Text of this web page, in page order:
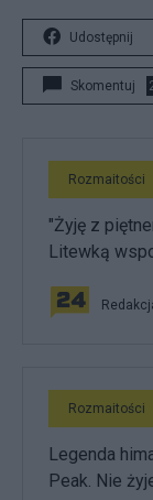
Udostępnij
Skomentuj
Rozmaitości
"Żyję z
Litewką
Rozmaitości
Legenda
Peak. Nie